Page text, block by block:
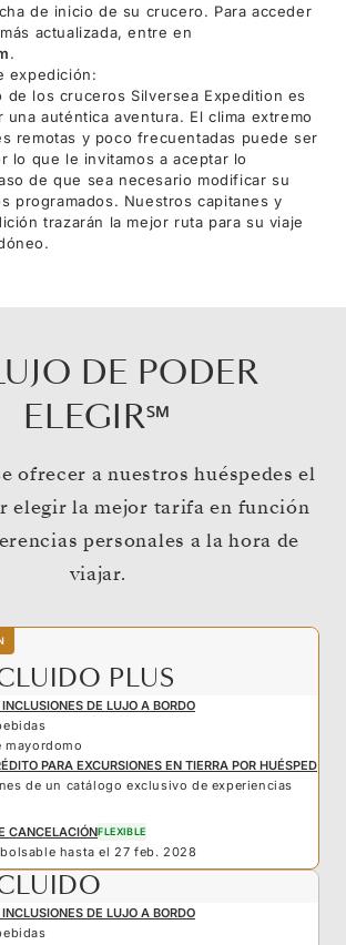
de inicio de su crucero. Para acceder
actualizada, entre en
.
expedición:
de los cruceros Silversea Expedition es
una auténtica aventura. El clima extremo
remotas y poco frecuentadas puede ser
lo que le invitamos a aceptar lo
de que sea necesario modificar su
programados. Nuestros capitanes y
trazarán la mejor ruta para su viaje
DE PODER
ELEGIR℠
ofrecer a nuestros huéspedes el
elegir la mejor tarifa en función
personales a la hora de
viajar.
PLUS
DE LUJO A BORDO
mayordomo
PARA EXCURSIONES EN TIERRA POR HUÉSPED
de un catálogo exclusivo de experiencias
CANCELACIÓNFLEXIBLE
hasta el 27 feb. 2028
DE LUJO A BORDO